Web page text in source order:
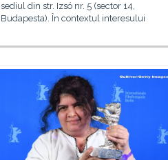
sediul din str. Izsó nr. 5 (sector 14,
Budapesta). În contextul interesului